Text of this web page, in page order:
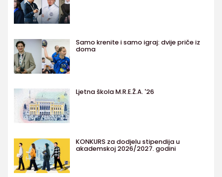
Samo krenite i samo igraj: dvije priče iz
doma
Ljetna škola M.R.E.Ž.A. '26
KONKURS za dodjelu stipendija u
akademskoj 2026/2027. godini